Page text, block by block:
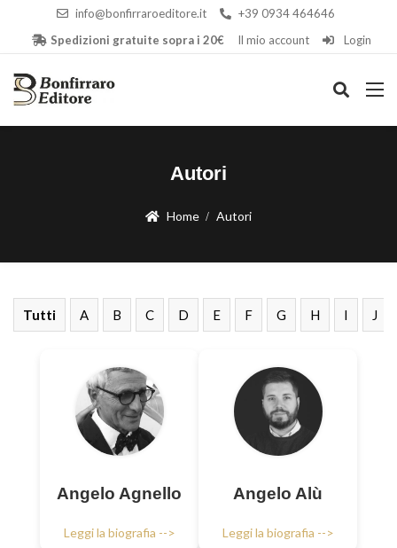
info@bonfirraroeditore.it
+39 0934 464646
Spedizioni gratuite sopra i 20€
Il mio account Login
Autori
Home Autori
Tutti A B C D E F G H I J
Angelo Agnello
Leggi la biografia -->
Angelo Alù
Leggi la biografia -->